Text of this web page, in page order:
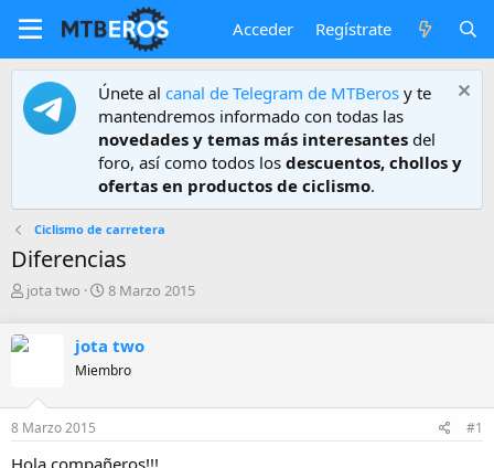
Acceder Regístrate
Únete al canal de Telegram de MTBeros y te
mantendremos informado con todas las
novedades y temas más interesantes del
foro, así como todos los descuentos, chollos y
ofertas en productos de ciclismo.
Ciclismo de carretera
Diferencias
A
o
jota two
F
h
a
e
8 Marzo 2015
jota two
Miembro
8 Marzo 2015 #1
Hola compañeros!!!